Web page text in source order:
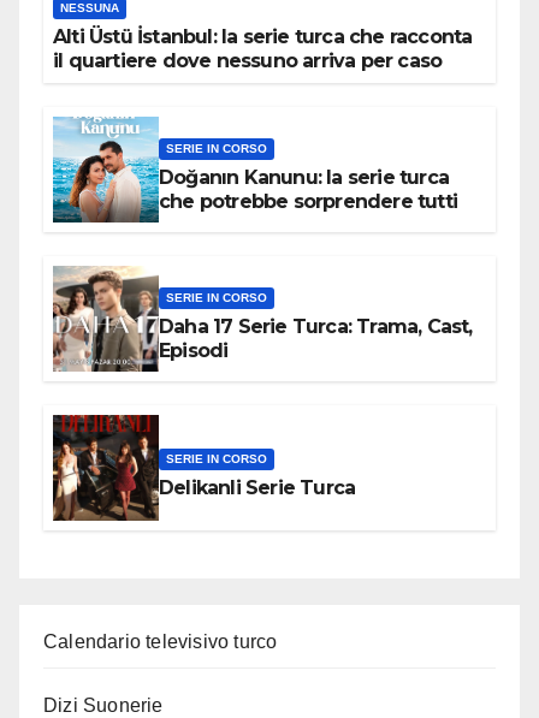
NESSUNA
Alti Üstü İstanbul: la serie turca che racconta
il quartiere dove nessuno arriva per caso
SERIE IN CORSO
Doğanın Kanunu: la serie turca
che potrebbe sorprendere tutti
SERIE IN CORSO
Daha 17 Serie Turca: Trama, Cast,
Episodi
SERIE IN CORSO
Delikanli Serie Turca
Calendario televisivo turco
Dizi Suonerie